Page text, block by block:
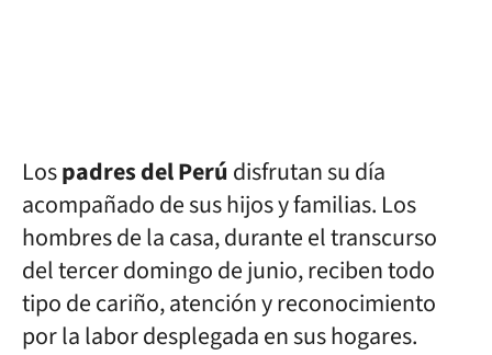
Lospadres del Perú disfrutan su día
acompañado de sus hijos y familias. Los
hombres de la casa, durante el transcurso
del tercer domingo de junio, reciben todo
tipo de cariño, atención y reconocimiento
por la labor desplegada en sus hogares.